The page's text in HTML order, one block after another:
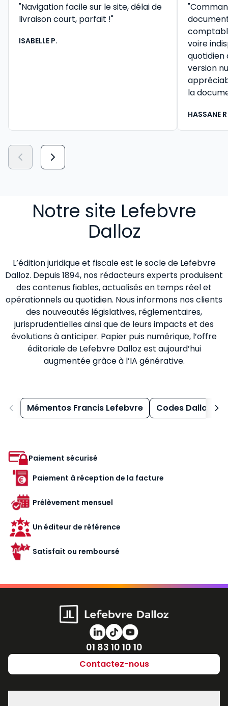
"Navigation facile sur le site, délai de
livraison court, parfait !"
ISABELLE P.
voire
version
la
HASSANE R
Notre site Lefebvre
Dalloz
L’édition juridique et fiscale est le socle de Lefebvre
Dalloz. Depuis 1894, nos rédacteurs experts produisent
des contenus fiables, actualisés en temps réel et
opérationnels au quotidien. Nous informons nos clients
des nouveautés législatives, réglementaires,
jurisprudentielles ainsi que de leurs impacts et des
évolutions à anticiper. Papier puis numérique, l’offre
éditoriale de Lefebvre Dalloz est aujourd’hui
augmentée grâce à l’IA générative.
Mémentos Francis Lefebvre Codes Dalloz
Paiement sécurisé
Paiement à réception de la facture
Prélèvement mensuel
Un éditeur de référence
Satisfait ou remboursé
Numéro de téléphone
01 83 10 10 10
Contactez-nous